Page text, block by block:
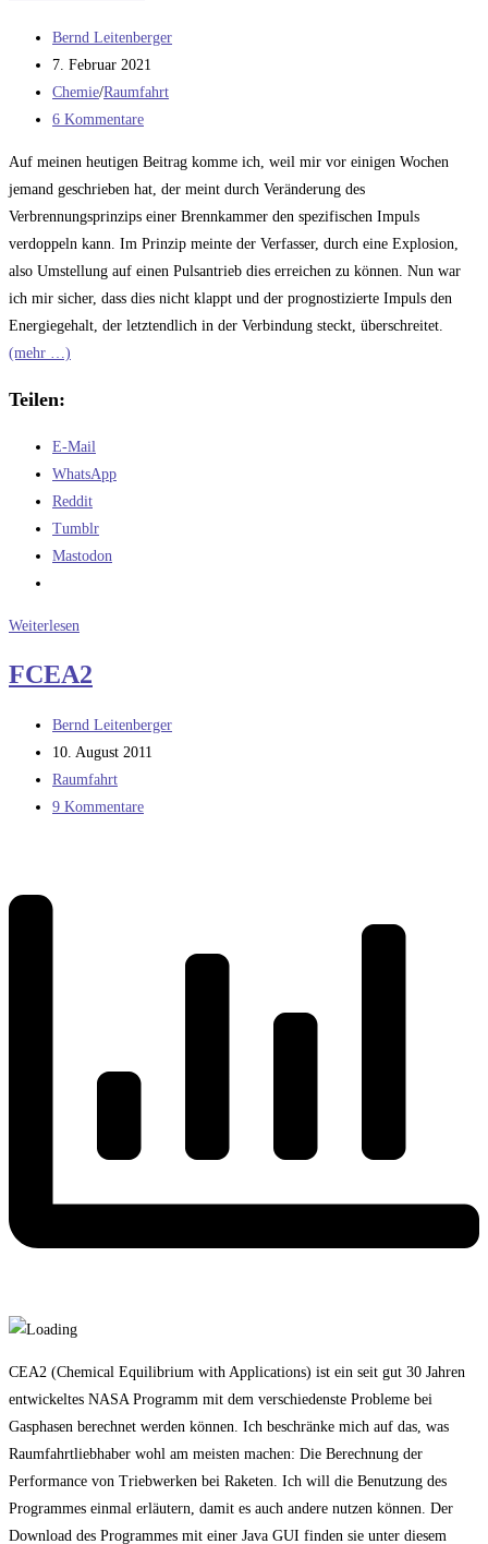
Beitrags-
Autor:
Bernd Leitenberger
Beitrag
veröffentlicht:
7. Februar 2021
Beitrags-
Kategorie:
Chemie/Raumfahrt
Beitrags-
6 Kommentare
Auf meinen heutigen Beitrag komme ich, weil mir vor einigen Wochen
jemand geschrieben hat, der meint durch Veränderung des
Verbrennungsprinzips einer Brennkammer den spezifischen Impuls
verdoppeln kann. Im Prinzip meinte der Verfasser, durch eine Explosion,
also Umstellung auf einen Pulsantrieb dies erreichen zu können. Nun war
ich mir sicher, dass dies nicht klappt und der prognostizierte Impuls den
Energiegehalt, der letztendlich in der Verbindung steckt, überschreitet.
(mehr …)
Teilen:
E-Mail
WhatsApp
Reddit
Tumblr
Mastodon
Weiterlesen
Maximalimpulse
Treibstoffen
FCEA2
Beitrags-
Autor:
Bernd Leitenberger
Beitrag
veröffentlicht:
10. August 2011
Beitrags-
Kategorie:
Raumfahrt
Beitrags-
9 Kommentare
CEA2 (Chemical Equilibrium with Applications) ist ein seit gut 30 Jahren
entwickeltes NASA Programm mit dem verschiedenste Probleme bei
Gasphasen berechnet werden können. Ich beschränke mich auf das, was
Raumfahrtliebhaber wohl am meisten machen: Die Berechnung der
Performance von Triebwerken bei Raketen. Ich will die Benutzung des
Programmes einmal erläutern, damit es auch andere nutzen können. Der
Download des Programmes mit einer Java GUI finden sie unter diesem